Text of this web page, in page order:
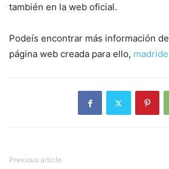
también en la web oficial.
Podeís encontrar más información
página web creada para ello,
Previous article